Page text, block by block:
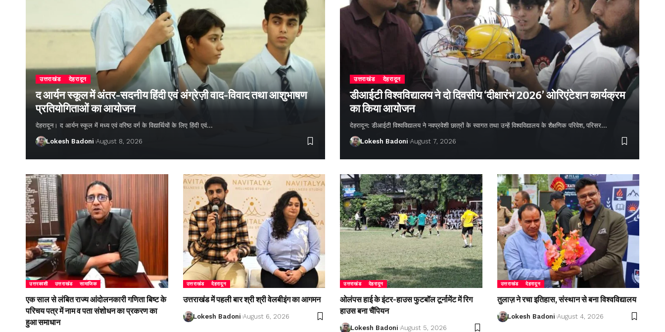
उत्तराखंड देहरादून
द आर्यन स्कूल में अंतर-सदनीय हिंदी एवं अंग्रेज़ी वाद-विवाद तथा आशुभाषण
प्रतियोगिताओं का आयोजन
देहरादून। द आर्यन स्कूल में मध्य एवं वरिष्ठ वर्ग के विद्यार्थियों के लिए हिंदी एवं…
Lokesh Badoni August 8, 2026
उत्तराखंड देहरादून
डीआईटी विश्वविद्यालय ने दो दिवसीय ‘दीक्षारंभ 2026’ ओरिएंटेशन कार्यक्रम
का किया आयोजन
देहरादून: डीआईटी विश्वविद्यालय ने नवप्रवेशी छात्रों के स्वागत तथा उन्हें विश्वविद्यालय के शैक्षणिक परिवेश, परिसर…
Lokesh Badoni August 7, 2026
उत्तरकाशी उत्तराखंड सामाजिक
एक साल से लंबित राज्य आंदोलनकारी गणिता बिष्ट के
परिचय पत्र में नाम व पता संशोधन का प्रकरण का
हुआ समाधान
उत्तराखंड देहरादून
उत्तराखंड में पहली बार श्री श्री वेलबीइंग का आगमन
Lokesh Badoni August 6, 2026
उत्तराखंड देहरादून
ओलंपस हाई के इंटर-हाउस फुटबॉल टूर्नामेंट में रिग
हाउस बना चैंपियन
Lokesh Badoni August 5, 2026
उत्तराखंड देहरादून
तुलाज़ ने रचा इतिहास, संस्थान से बना विश्वविद्यालय
Lokesh Badoni August 4, 2026